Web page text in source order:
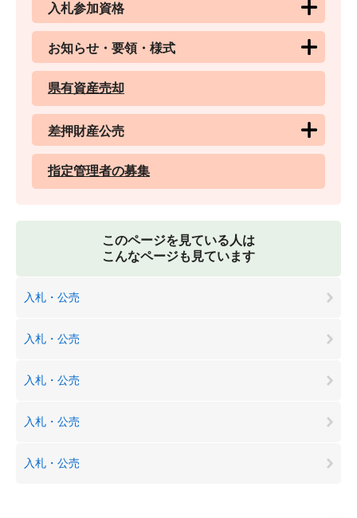
入札参加資格
お知らせ・要領・様式
県有資産売却
差押財産公売
指定管理者の募集
このページを見ている人は
こんなページも見ています
入札・公売
入札・公売
入札・公売
入札・公売
入札・公売